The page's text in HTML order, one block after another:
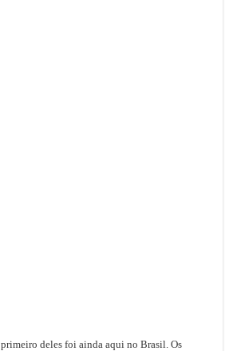
deles foi ainda aqui no Brasil. Os